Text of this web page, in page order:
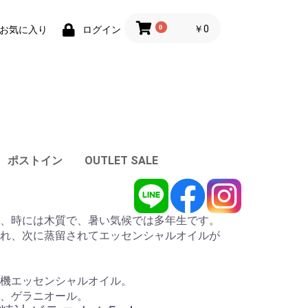
お気に入り ログイン 0 ￥0
ポストイン OUTLET SALE
時には木質で、暑い気候では多年生です。
、次に蒸留されてエッセンシャルオイルが
エッセンシャルオイル。
ゲラニオール。